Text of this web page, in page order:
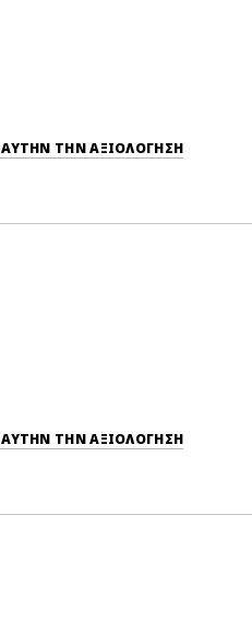
ΕΠΙΣΗΜΆΝΕΤΕ ΑΡΝΗΤΙΚΆ ΑΥΤΉΝ ΤΗΝ ΑΞΙΟΛΟΓΗΣΗ
ΕΠΙΣΗΜΆΝΕΤΕ ΑΡΝΗΤΙΚΆ ΑΥΤΉΝ ΤΗΝ ΑΞΙΟΛΟΓΗΣΗ